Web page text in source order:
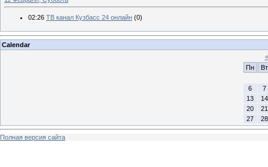
02:26 ТВ канал Кузбасс 24 онлайн (0)
Calendar
«
Пн
Вт
6
7
13
14
20
21
27
28
Полная версия сайта